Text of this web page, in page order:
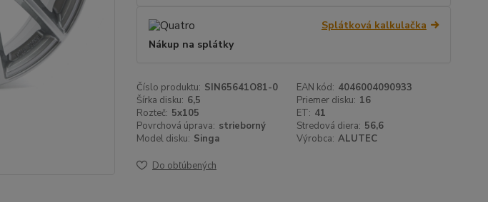
Splátková kalkulačka
Nákup na splátky
Číslo produktu: SIN65641O81-0 EAN kód: 4046004090933
Šírka disku: 6,5 Priemer disku: 16
Rozteč: 5x105 ET: 41
Povrchová úprava: strieborný Stredová diera: 56,6
Model disku: Singa Výrobca: ALUTEC
Do obľúbených